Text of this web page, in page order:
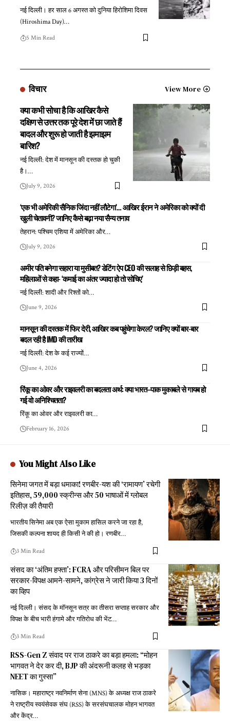
नई दिल्ली। हर साल 6 अगस्त को दुनिया हिरोशिमा दिवस
(Hiroshima Day)…
5 Min Read
विचार View More
क्या कभी सोचा है कि आखिर कैसे
दक्षिण से उत्तर तक पूरे देश में छा जाते हैं
बादल और शुरू हो जाती है झमाझम
बारिश?
नई दिल्ली: देश में मानसून की दस्तक हो चुकी
है।…
July 9, 2026
‘एक भी अमेरिकी सैनिक जिंदा नहीं लौटेगा’… आखिर ईरान ने अमेरिका को क्यों दी
खुली चेतावनी? जानिए कैसे बढ़ा नया सैन्य तनाव
तेहरान: पश्चिम एशिया में अमेरिका और…
July 9, 2026
अमीर पति बनेगा सहारा या मुसीबत? डेटिंग ऐप CEO की सलाह से छिड़ी बहस,
महिलाओं से कहा- ‘कमाई का अंतर ज्यादा हो तो सोचिए’
नई दिल्ली: शादी और रिश्तों को…
June 9, 2026
मानसून की दस्तक में फिर देरी, आखिर कब पहुंचेगा केरल? जानिए क्यों बार-बार
बदल रही है IMD की तारीख
नई दिल्ली: देश के कई राज्यों…
June 4, 2026
रिंकू का ओवर और राइवलरी का बदलता अर्थ: क्या भारत–पाक मुकाबले से गायब हो
गई वो अनिश्चितता?
रिंकू का ओवर और राइवलरी का…
February 16, 2026
You Might Also Like
सिनेमा जगत में बड़ा धमाका! रणबीर-यश की ‘रामायण’ रचेगी
इतिहास, 59,000 स्क्रीन्स और 50 भाषाओं में ग्लोबल
रिलीज़ की तैयारी
भारतीय सिनेमा अब एक ऐसा मुकाम हासिल करने जा रहा है,
जिसकी कल्पना शायद ही किसी ने की हो। रणबीर…
3 Min Read
संसद का ‘अंतिम हफ्ता’: FCRA और परिसीमन बिल पर
सरकार-विपक्ष आमने-सामने, कांग्रेस ने जारी किया 3 दिनों
का व्हिप
नई दिल्ली। संसद के मॉनसून सत्र का तीसरा सप्ताह सरकार और
विपक्ष के बीच भारी हंगामे और गतिरोध की भेंट…
3 Min Read
RSS-Gen Z संवाद पर राज ठाकरे का बड़ा हमला: “मोहन
भागवत ने देर कर दी, BJP की अंदरूनी कलह से भड़का
NEET का गुस्सा”
नासिक। महाराष्ट्र नवनिर्माण सेना (MNS) के अध्यक्ष राज ठाकरे
ने राष्ट्रीय स्वयंसेवक संघ (RSS) के सरसंघचालक मोहन भागवत
और केंद्र…